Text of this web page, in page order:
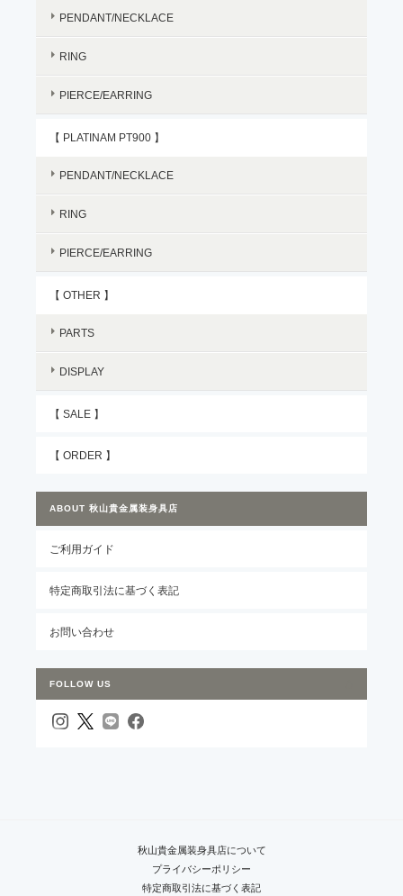
PENDANT/NECKLACE
RING
PIERCE/EARRING
【 PLATINAM PT900 】
PENDANT/NECKLACE
RING
PIERCE/EARRING
【 OTHER 】
PARTS
DISPLAY
【 SALE 】
【 ORDER 】
ABOUT 秋山貴金属装身具店
ご利用ガイド
特定商取引法に基づく表記
お問い合わせ
FOLLOW US
秋山貴金属装身具店について
プライバシーポリシー
特定商取引法に基づく表記